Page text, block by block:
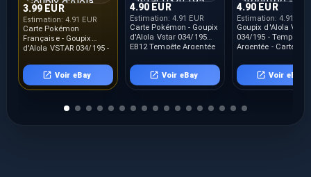
3.99 EUR
Estimation: 4.91 EUR
Carte Pokémon
Française - Goupix
d'Alola VSTAR 034/195 -
Voir eBay
4.90 EUR
Estimation: 4.91 EUR
Carte Pokémon - Goupix
d'Alola Vstar 034/195
EB12 Tempête Argentée
Voir eBay
4.90 EUR
Estimation: 4.91 EUR
Goupix d'Alola Vstar
034/195 - Tempête
Argentée - Carte
Voir eBay